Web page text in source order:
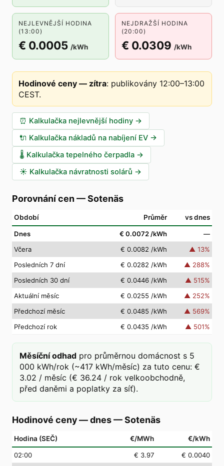
NEJLEVNĚJŠÍ HODINA
(13:00)
€ 0.0005 /kWh
NEJDRAŽŠÍ HODINA
(20:00)
€ 0.0309 /kWh
Hodinové ceny — zítra: publikovány 12:00–13:00
CEST.
⏰ Kalkulačka nejlevnější hodiny →
🔌 Kalkulačka nákladů na nabíjení EV →
🌡️ Kalkulačka tepelného čerpadla →
☀️ Kalkulačka návratnosti solárů →
Porovnání cen —Sotenäs
Období Průměr vs dnes
Dnes € 0.0072 /kWh
—
Včera
€ 0.0082 /kWh ▲ 13%
Posledních 7 dní
€ 0.0282 /kWh ▲ 288%
Posledních 30 dní
€ 0.0446 /kWh ▲ 515%
Aktuální měsíc
€ 0.0255 /kWh ▲ 252%
Předchozí měsíc
€ 0.0485 /kWh ▲ 569%
Předchozí rok
€ 0.0435 /kWh ▲ 501%
Měsíční odhad pro průměrnou domácnost s 5
000 kWh/rok (~417 kWh/měsíc) za tuto cenu: €
3.02 / měsíc (€ 36.24 / rok velkoobchodně,
před daněmi a poplatky za síť).
Hodinové ceny — dnes—Sotenäs
Hodina (SEČ) €/MWh €/kWh
02:00 € 3.97
€ 0.0040